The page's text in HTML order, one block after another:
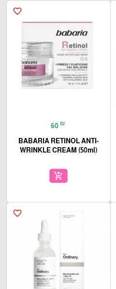
favorite_border
60 ₪
BABARIA RETINOL ANTI-
WRINKLE CREAM (50ml)
add_shopping_cart
favorite_border